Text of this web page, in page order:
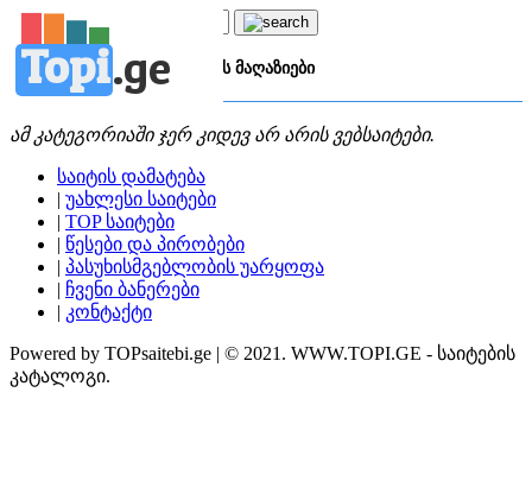
Topi.ge
კატეგორია: თ თამაშების მაღაზიები
ამ კატეგორიაში ჯერ კიდევ არ არის ვებსაიტები.
საიტის დამატება
| უახლესი საიტები
| TOP საიტები
| წესები და პირობები
| პასუხისმგებლობის უარყოფა
| ჩვენი ბანერები
| კონტაქტი
Powered by TOPsaitebi.ge | © 2021. WWW.TOPI.GE - საიტების
კატალოგი.